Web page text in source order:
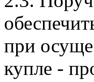
при
купле -